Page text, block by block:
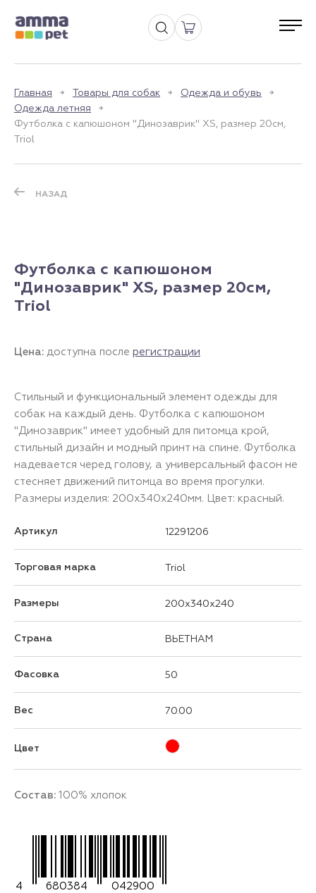
Главная Товары для собак
Одежда и обувь
Одежда летняя
Футболка с капюшоном "Динозаврик" XS, размер 20см,
Triol
НАЗАД
Футболка с капюшоном
"Динозаврик" XS, размер 20см,
Triol
Цена: доступна после регистрации
Стильный и функциональный элемент одежды для
собак на каждый день. Футболка с капюшоном
"Динозаврик" имеет удобный для питомца крой,
стильный дизайн и модный принт на спине. Футболка
надевается черед голову, а универсальный фасон не
стесняет движений питомца во время прогулки.
Размеры изделия: 200х340х240мм. Цвет: красный.
Артикул 12291206
Торговая марка Triol
Размеры 200x340x240
Страна ВЬЕТНАМ
Фасовка 50
Вес 70.00
Цвет
Состав: 100% хлопок
4 680384 042900